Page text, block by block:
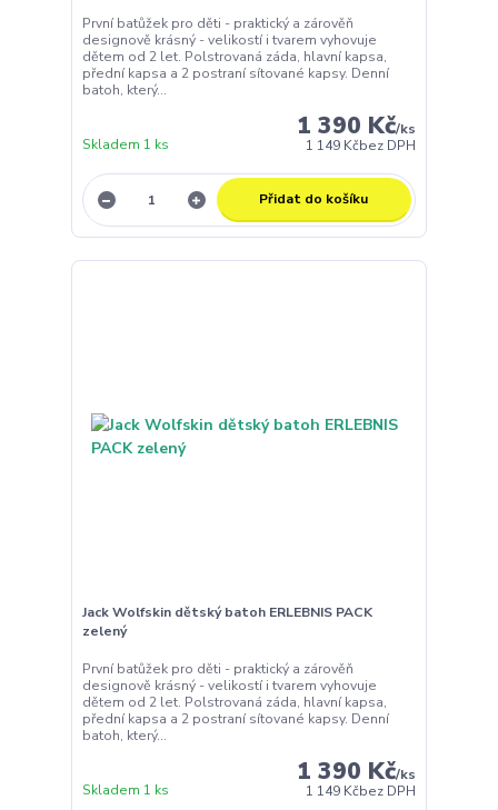
První batůžek pro děti - praktický a zárověň
designově krásný - velikostí i tvarem vyhovuje
dětem od 2 let. Polstrovaná záda, hlavní kapsa,
přední kapsa a 2 postraní sítované kapsy. Denní
batoh, který...
1 390 Kč/ks
1 149 Kčbez DPH
Skladem 1 ks
Přidat do košíku
Jack Wolfskin dětský batoh ERLEBNIS PACK
zelený
První batůžek pro děti - praktický a zárověň
designově krásný - velikostí i tvarem vyhovuje
dětem od 2 let. Polstrovaná záda, hlavní kapsa,
přední kapsa a 2 postraní sítované kapsy. Denní
batoh, který...
1 390 Kč/ks
1 149 Kčbez DPH
Skladem 1 ks